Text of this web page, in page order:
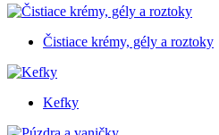
Čistiace krémy, gély a roztoky
Kefky